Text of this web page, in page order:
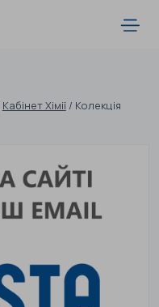
Кабінет Хімії / Колекція